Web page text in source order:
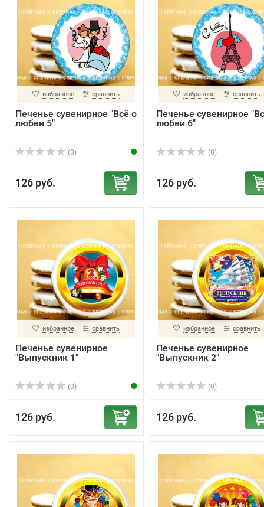
избранное сравнить
Печенье сувенирное "Всё о
любви 5"
(0)
126 руб.
избранное сравнить
Печенье сувенирное
любви 6"
(0)
126 руб.
избранное сравнить
Печенье сувенирное
"Выпускник 1"
(0)
126 руб.
избранное сравнить
Печенье сувенирное
"Выпускник 2"
(0)
126 руб.